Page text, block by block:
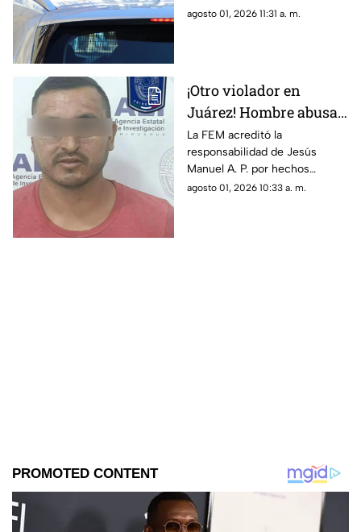
a corta distancia por dos
agosto 01, 2026 11:31 a. m.
¡Otro violador en
Juárez! Hombre abusa
sexualmente de una
menor en la
Revolución Mexicana
La FEM acreditó la
responsabilidad de Jesús
Manuel A. P. por hechos
ocurridos en 2020; purgará su
agosto 01, 2026 10:33 a. m.